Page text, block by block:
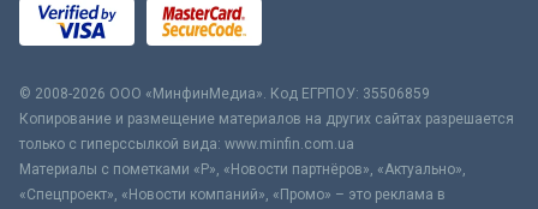
© 2008-2026 ООО «МинфинМедиа». Код ЕГРПОУ: 35506859
Копирование и размещение материалов на других сайтах разрешается
только с гиперссылкой вида: www.minfin.com.ua
Материалы с пометками «Р», «Новости партнёров», «Актуально»,
«Спецпроект», «Новости компаний», «Промо» – это реклама в